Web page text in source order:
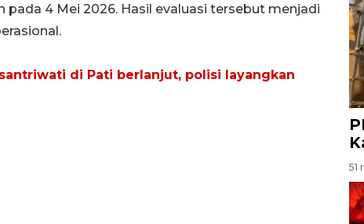
4 Mei 2026. Hasil evaluasi tersebut menjadi
di Pati berlanjut, polisi layangkan
51